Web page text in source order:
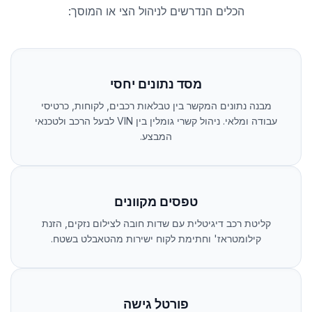
הכלים הנדרשים לניהול הצי או המוסך:
מסד נתונים יחסי
מבנה נתונים המקשר בין טבלאות רכבים, לקוחות, כרטיסי
עבודה ומלאי. ניהול קשרי גומלין בין VIN לבעל הרכב ולטכנאי
המבצע.
טפסים מקוונים
קליטת רכב דיגיטלית עם שדות חובה לצילום נזקים, הזנת
קילומטראז' וחתימת לקוח ישירות מהטאבלט בשטח.
פורטל גישה